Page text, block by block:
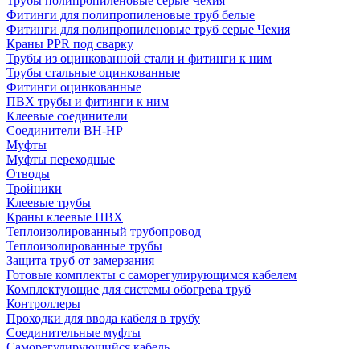
Фитинги для полипропиленовые труб белые
Фитинги для полипропиленовые труб серые Чехия
Краны PPR под сварку
Трубы из оцинкованной стали и фитинги к ним
Трубы стальные оцинкованные
Фитинги оцинкованные
ПВХ трубы и фитинги к ним
Клеевые соединители
Соединители ВН-НР
Муфты
Муфты переходные
Отводы
Тройники
Клеевые трубы
Краны клеевые ПВХ
Теплоизолированный трубопровод
Теплоизолированные трубы
Защита труб от замерзания
Готовые комплекты с саморегулирующимся кабелем
Комплектующие для системы обогрева труб
Контроллеры
Проходки для ввода кабеля в трубу
Соединительные муфты